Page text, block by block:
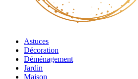
Astuces
Décoration
Déménagement
Jardin
Maison